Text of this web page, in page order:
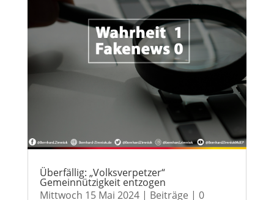
Überfällig: „Volksverpetzer“
Gemeinnützigkeit entzogen
Mittwoch 15 Mai 2024| Beiträge | 0